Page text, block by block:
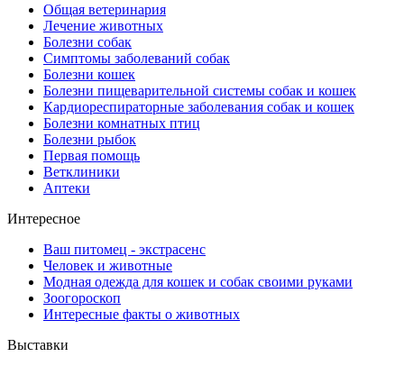
Общая ветеринария
Лечение животных
Болезни собак
Симптомы заболеваний собак
Болезни кошек
Болезни пищеварительной системы собак и кошек
Кардиореспираторные заболевания собак и кошек
Болезни комнатных птиц
Болезни рыбок
Первая помощь
Ветклиники
Аптеки
Интересное
Ваш питомец - экстрасенс
Человек и животные
Модная одежда для кошек и собак своими руками
Зоогороскоп
Интересные факты о животных
Выставки